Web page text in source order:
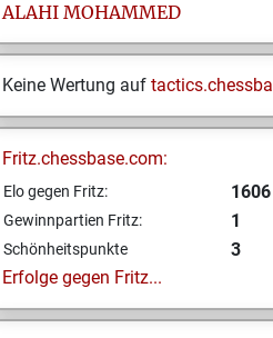
ALAHI MOHAMMED
Keine Wertung auf
Fritz.chessbase.com:
Elo gegen Fritz: 1606
Gewinnpartien Fritz: 1
Schönheitspunkte
3
Erfolge gegen Fritz...